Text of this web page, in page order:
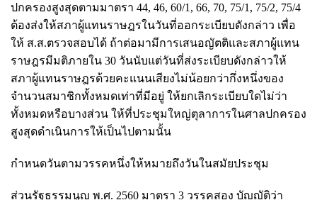
ปกครองสูงสุดตามมาตรา 44, 46, 60/1, 66, 70, 75/1, 75/2, 75/4
ต้องส่งให้สภาผู้แทนราษฎรในวันที่ออกระเบียบดังกล่าว เพื่อ
ให้ ส.ส.ตรวจสอบได้ ถ้าต่อมามีการเสนอญัตติและสภาผู้แทน
ราษฎรมีมติภายใน 30 วันนับแต่วันที่ส่งระเบียบดังกล่าวให้
สภาผู้แทนราษฎรด้วยคะแนนเสียงไม่น้อยกว่ากึ่งหนึ่งของ
จำนวนสมาชิกทั้งหมดเท่าที่มีอยู่ ให้ยกเลิกระเบียบใดไม่ว่า
ทั้งหมดหรือบางส่วน ให้ที่ประชุมใหญ่ตุลาการในศาลปกครอง
สูงสุดดำเนินการให้เป็นไปตามนั้น
กำหนดวันตามวรรคหนึ่งให้หมายถึงวันในสมัยประชุม
ส่วนรัฐธรรมนูญ พ.ศ. 2560 มาตรา 3 วรรคสอง บัญญัติว่า